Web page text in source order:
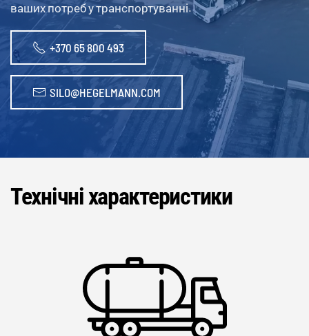
ваших потреб у транспортуванні.
+370 65 800 493
SILO@HEGELMANN.COM
Технічні характеристики